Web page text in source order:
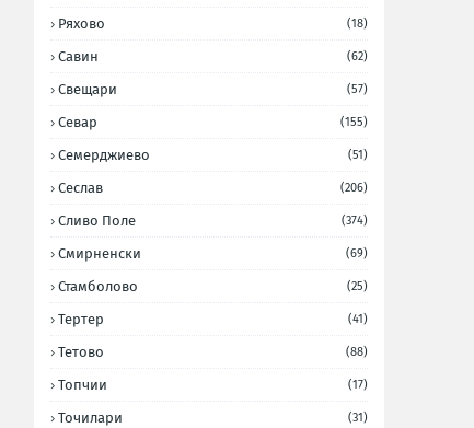
Ряхово (18)
Савин (62)
Свещари (57)
Севар (155)
Семерджиево (51)
Сеслав (206)
Сливо Поле (374)
Смирненски (69)
Стамболово (25)
Тертер (41)
Тетово (88)
Топчии (17)
Точилари (31)